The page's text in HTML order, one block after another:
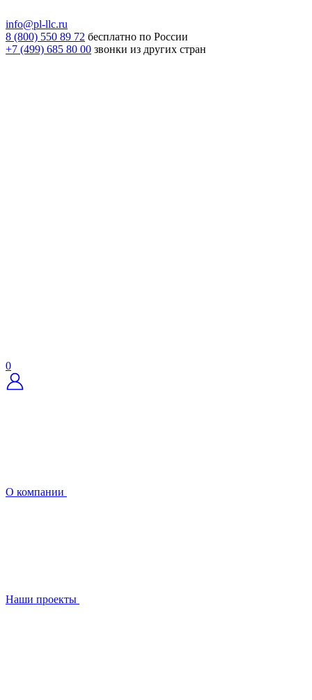
info@pl-llc.ru
8 (800) 550 89 72 бесплатно по России
+7 (499) 685 80 00 звонки из других стран
0
О компании
Наши проекты